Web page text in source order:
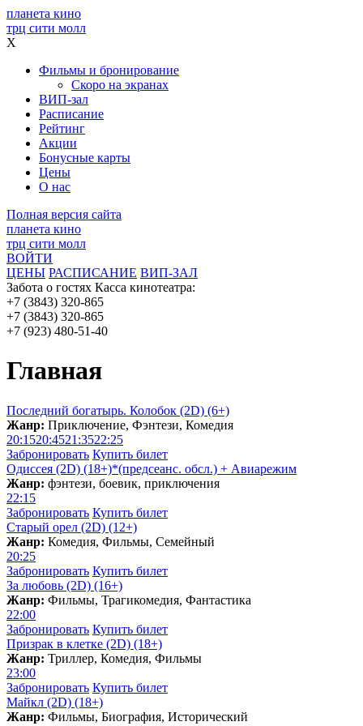
планета кино
трц сити молл
X
Фильмы и бронирование
Скоро на экранах
ВИП-зал
Расписание
Рейтинг
Акции
Бонусные карты
Цены
О нас
Полная версия сайта
планета кино
трц сити молл
ВОЙТИ
ЦЕНЫ РАСПИСАНИЕ ВИП-ЗАЛ
Забота о гостях Касса кинотеатра:
+7 (3843) 320-865
+7 (3843) 320-865
+7 (923) 480-51-40
Главная
Последний богатырь. Колобок (2D) (6+)
Жанр: Приключение, Фэнтези, Комедия
20:1520:4521:3522:25
Забронировать Купить билет
Одиссея (2D) (18+)*(предсеанс. обсл.) + Aвиарежим
Жанр: фэнтези, боевик, приключения
22:15
Забронировать Купить билет
Старый орел (2D) (12+)
Жанр: Комедия, Фильмы, Семейный
20:25
Забронировать Купить билет
За любовь (2D) (16+)
Жанр: Фильмы, Трагикомедия, Фантастика
22:00
Забронировать Купить билет
Призрак в клетке (2D) (18+)
Жанр: Триллер, Комедия, Фильмы
23:00
Забронировать Купить билет
Майкл (2D) (18+)
Жанр: Фильмы, Биография, Исторический